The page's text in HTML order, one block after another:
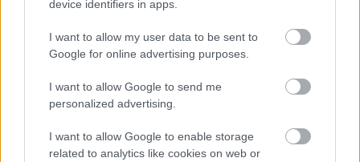
device identifiers in apps.
I want to allow my user data to be sent to
Google for online advertising purposes.
I want to allow Google to send me
personalized advertising.
I want to allow Google to enable storage
related to analytics like cookies on web or
ΔΥΠΑ: 1.000 προσλήψεις με μισθό έως
Κατώτατος μισθός: Σενάριο για